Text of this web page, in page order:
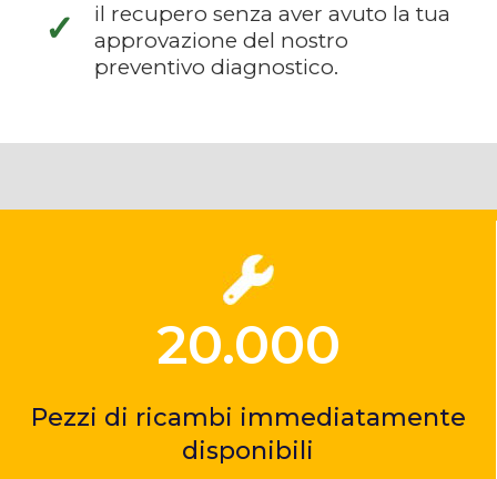
✓
il recupero senza aver avuto la tua
approvazione del nostro
preventivo diagnostico.
20.000
Pezzi di ricambi immediatamente
disponibili